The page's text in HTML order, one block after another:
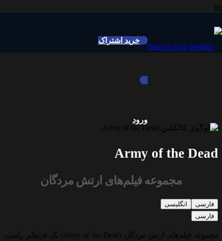
خرید اشتراک
ورود
Army of the Dead
مجموعه فیلم‌های ارتش مردگان
فارسی
انگلیسی
فارسی
مجموعه فیلم‌های ارتش مردگان (Army of the Dead) یک فرنچایز زامبی-